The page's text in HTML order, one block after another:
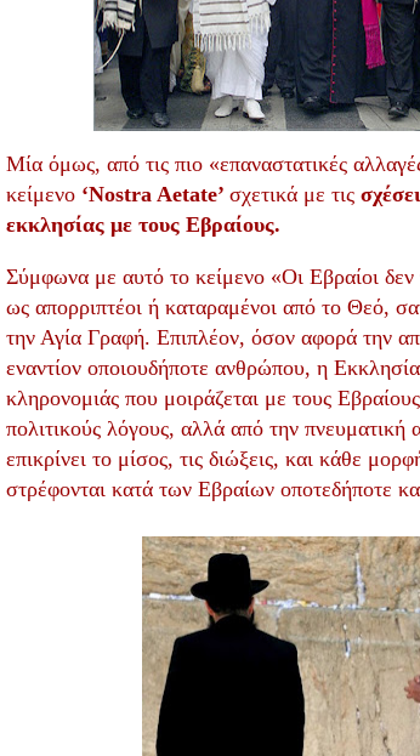
Μία όμως, από τις πιο «επαναστατικές
κείμενο ‘Nostra Aetate’ σχετικά με τις
εκκλησίας με τους Εβραίους.
Σύμφωνα με αυτό το κείμενο «Οι Εβραίοι δεν
ως απορριπτέοι ή καταραμένοι από το Θεό,
την Αγία Γραφή. Επιπλέον, όσον αφορά την
εναντίον οποιουδήποτε ανθρώπου, η
κληρονομιάς που μοιράζεται με τους
πολιτικούς λόγους, αλλά από την πνευματική
επικρίνει το μίσος, τις διώξεις, και κάθε
στρέφονται κατά των Εβραίων οποτεδήποτε